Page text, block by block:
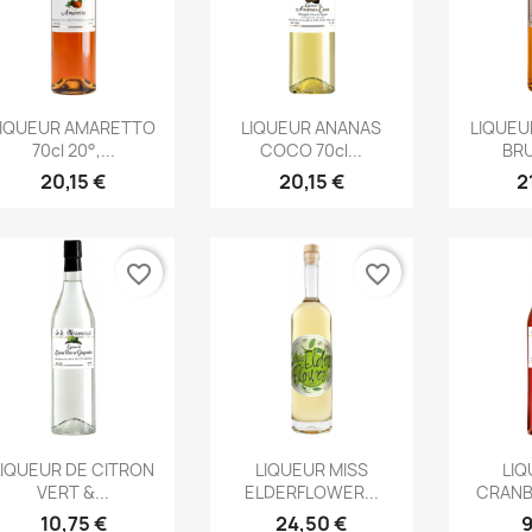
Aperçu rapide
AMARETTO
70cl 20°,...
20,15 €
Aperçu rapide
LIQUEUR ANANAS
COCO 70cl...
20,15 €

Aperçu rapide
DE CITRON
VERT &...
10,75 €
favorite_border
Aperçu rapide
LIQUEUR MISS
ELDERFLOWER...
24,50 €
favorite_border